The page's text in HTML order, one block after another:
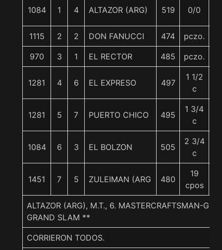
1084 1 4 ALTAZOR (ARG) 519 0/0
1115 2 2 DON FANUCCI 474 pczo.
970 3 1 EL RECTOR 485 pczo.
1281 4 6 EL EXPRESO 497
1 1/2
c
1281 5 7 PUERTO CHICO 495
1 3/4
c
1084 6 3 EL BOLZON 505
2 3/4
c
1451 7 5 ZULEIMAN (ARG 480
19
cpos
ALTAZOR (ARG), M.T., 6. MASTERCRAFTSMAN-
GRAND SLAM **
CORRIERON TODOS.